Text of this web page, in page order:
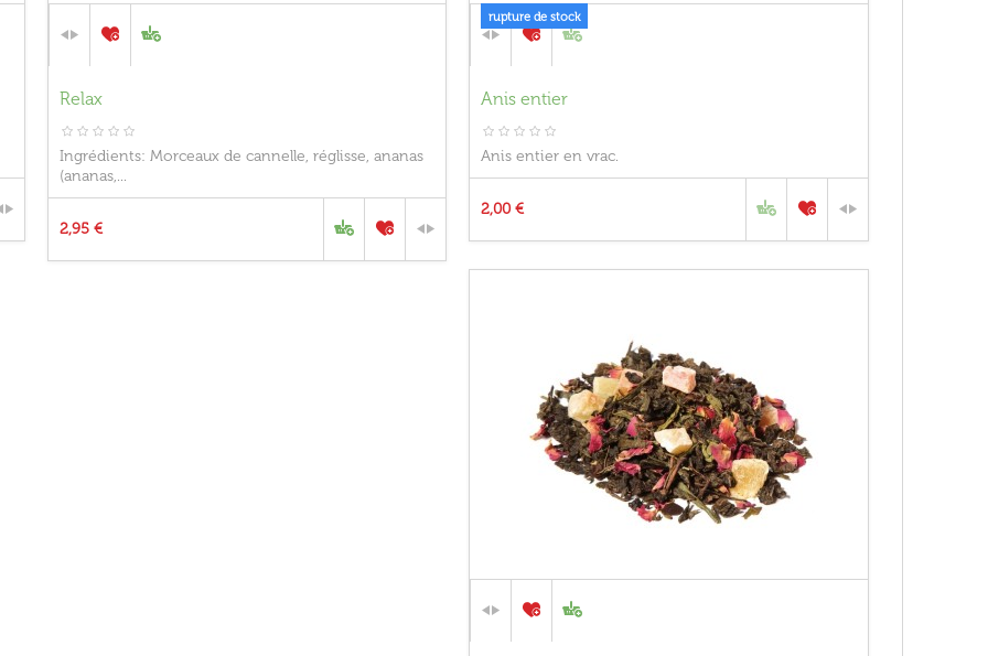
Relax
Ingrédients: Morceaux de cannelle, réglisse, ananas
(ananas,...
2,95 €
rupture de stock
Anis entier
Anis entier en vrac.
2,00 €